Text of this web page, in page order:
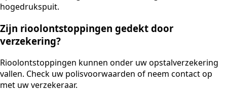
hogedrukspuit.
Zijn rioolontstoppingen gedekt door
verzekering?
Rioolontstoppingen kunnen onder uw opstalverzekering
vallen. Check uw polisvoorwaarden of neem contact op
met uw verzekeraar.